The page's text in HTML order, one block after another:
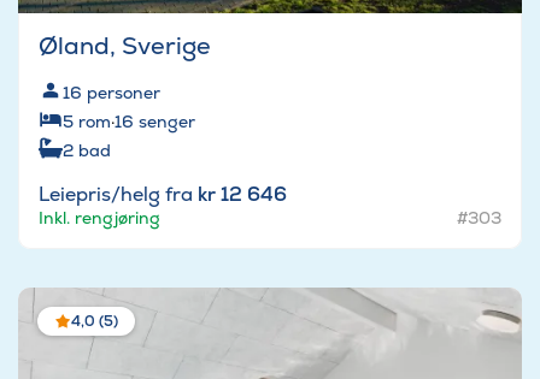
Øland, Sverige
16 personer
5 rom·16 senger
2 bad
Leiepris/helg fra kr 12 646
Inkl. rengjøring #303
4,0 (5)